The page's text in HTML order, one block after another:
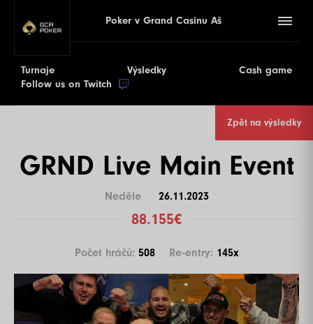
Poker v Grand Casinu Aš
Turnaje Výsledky
Cash game
Follow us on Twitch
GRND Live Main Event
Zpět na výsledky
Neděle 26.11.2023
88.155€
Počet hráčů: 508 Re-entry: 145x